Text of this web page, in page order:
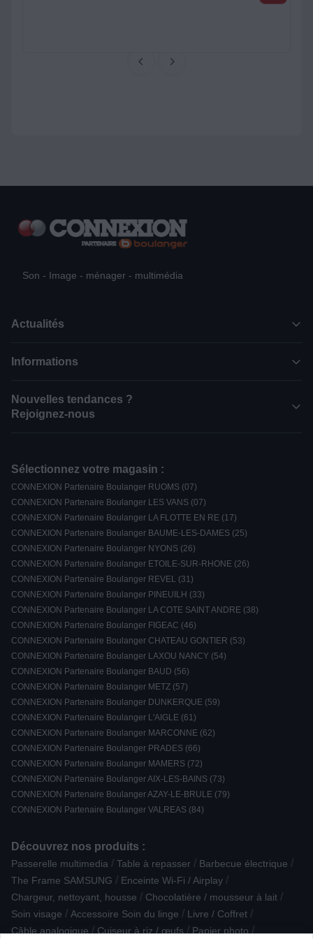
Son - Image - ménager - multimédia
Actualités
Informations
Nouvelles tendances ?
Rejoignez-nous
Sélectionnez votre magasin :
CONNEXION Partenaire Boulanger RUOMS (07)
CONNEXION Partenaire Boulanger LES VANS (07)
CONNEXION Partenaire Boulanger LA FLOTTE EN RE (17)
CONNEXION Partenaire Boulanger BAUME-LES-DAMES (25)
CONNEXION Partenaire Boulanger NYONS (26)
CONNEXION Partenaire Boulanger ETOILE-SUR-RHONE (26)
CONNEXION Partenaire Boulanger REVEL (31)
CONNEXION Partenaire Boulanger PINEUILH (33)
CONNEXION Partenaire Boulanger LA COTE SAINT ANDRE (38)
CONNEXION Partenaire Boulanger FIGEAC (46)
CONNEXION Partenaire Boulanger CHATEAU GONTIER (53)
CONNEXION Partenaire Boulanger LAXOU NANCY (54)
CONNEXION Partenaire Boulanger BAUD (56)
CONNEXION Partenaire Boulanger METZ (57)
CONNEXION Partenaire Boulanger DUNKERQUE (59)
CONNEXION Partenaire Boulanger L'AIGLE (61)
CONNEXION Partenaire Boulanger MARCONNE (62)
CONNEXION Partenaire Boulanger PRADES (66)
CONNEXION Partenaire Boulanger MAMERS (72)
CONNEXION Partenaire Boulanger AIX-LES-BAINS (73)
CONNEXION Partenaire Boulanger AZAY-LE-BRULE (79)
CONNEXION Partenaire Boulanger VALREAS (84)
Découvrez nos produits :
Passerelle multimedia / Table à repasser / Barbecue électrique /
The Frame SAMSUNG / Enceinte Wi-Fi / Airplay /
Chargeur, nettoyant, housse / Chocolatière / mousseur à lait /
Soin visage / Accessoire Soin du linge / Livre / Coffret /
Câble analogique / Cuiseur à riz / œufs / Papier photo /